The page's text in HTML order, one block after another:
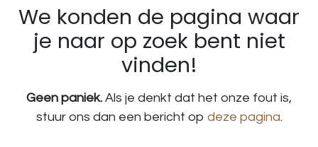
Fout 404
We konden de pagina waar
je naar op zoek bent niet
vinden!
Geen paniek. Als je denkt dat het onze fout is,
stuur ons dan een bericht op deze pagina.